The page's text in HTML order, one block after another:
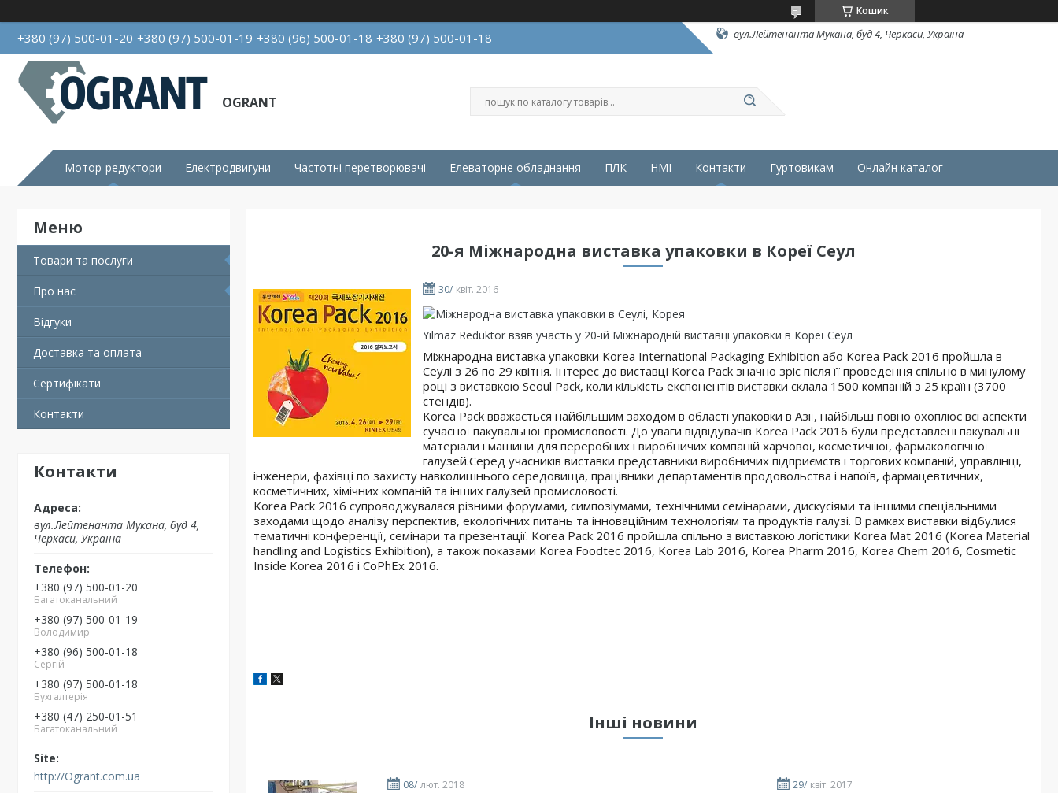
Кошик
+380 (97) 500-01-20 +380 (97) 500-01-19 +380 (96) 500-01-18 +380 (97) 500-01-18 вул.Лейтенанта Мукана, буд 4, Черкаси, Україна
OGRANT
Мотор-редуктори Електродвигуни Частотні перетворювачі Елеваторне обладнання ПЛК HMI Контакти Гуртовикам Онлайн каталог
Товари та послуги
Про нас
Відгуки
Доставка та оплата
Сертифікати
Контакти
Контакти
вул.Лейтенанта Мукана, буд 4,
Черкаси, Україна
+380 (97) 500-01-20
Багатоканальний
+380 (97) 500-01-19
Володимир
+380 (96) 500-01-18
Сергій
+380 (97) 500-01-18
Бухгалтерія
+380 (47) 250-01-51
Багатоканальний
http://Ogrant.com.ua
20-я Міжнародна виставка упаковки в Кореї Сеул
30/ квіт. 2016
Yilmaz Reduktor взяв участь у 20-ій Міжнародній виставці упаковки в Кореї Сеул
Міжнародна виставка упаковки Korea International Packaging Exhibition або Korea Pack 2016 пройшла в
Сеулі з 26 по 29 квітня. Інтерес до виставці Korea Pack значно зріс після її проведення спільно в минулому
році з виставкою Seoul Pack, коли кількість експонентів виставки склала 1500 компаній з 25 країн (3700
стендів).
Korea Pack вважається найбільшим заходом в області упаковки в Азії, найбільш повно охоплює всі аспекти
сучасної пакувальної промисловості. До уваги відвідувачів Korea Pack 2016 були представлені пакувальні
матеріали і машини для переробних і виробничих компаній харчової, косметичної, фармакологічної
галузей.Серед учасників виставки представники виробничих підприємств і торгових компаній, управлінці,
інженери, фахівці по захисту навколишнього середовища, працівники департаментів продовольства і напоїв, фармацевтичних,
косметичних, хімічних компаній та інших галузей промисловості.
Korea Pack 2016 супроводжувалася різними форумами, симпозіумами, технічними семінарами, дискусіями та іншими спеціальними
заходами щодо аналізу перспектив, екологічних питань та інноваційним технологіям та продуктів галузі. В рамках виставки відбулися
тематичні конференції, семінари та презентації. Korea Pack 2016 пройшла спільно з виставкою логістики Korea Mat 2016 (Korea Material
handling and Logistics Exhibition), а також показами Korea Foodtec 2016, Korea Lab 2016, Korea Pharm 2016, Korea Chem 2016, Cosmetic
Inside Korea 2016 і CoPhEx 2016.
Інші новини
08/ лют. 2018 29/ квіт. 2017